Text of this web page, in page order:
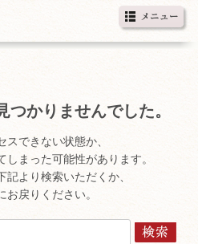
つかりませんでした。
スできない状態か、
まった可能性があります。
記より検索いただくか、
お戻りください。